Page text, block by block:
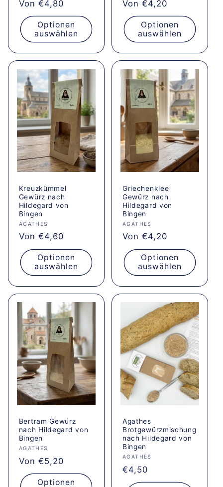
Normaler
Preis
Von €4,80
Optionen
auswählen
Normaler
Preis
Von €4,20
Optionen
auswählen
Kreuzkümmel
Gewürz nach
Hildegard von
Bingen
Anbieter:
AGATHES
Normaler
Preis
Von €4,60
Optionen
auswählen
Griechenklee
Gewürz nach
Hildegard von
Bingen
Anbieter:
AGATHES
Normaler
Preis
Von €4,20
Optionen
auswählen
Bertram Gewürz
nach Hildegard von
Bingen
Anbieter:
AGATHES
Normaler
Preis
Von €5,20
Optionen
Agathes
Brotgewürzmischung
nach Hildegard von
Bingen
Anbieter:
AGATHES
Normaler
Preis
€4,50